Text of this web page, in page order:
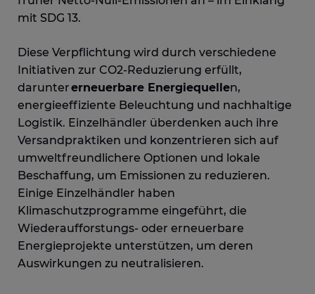
mit SDG 13.
Diese Verpflichtung wird durch verschiedene
Initiativen zur CO2-Reduzierung erfüllt,
daruntererneuerbare Energiequellen,
energieeffiziente Beleuchtung und nachhaltige
Logistik. Einzelhändler überdenken auch ihre
Versandpraktiken und konzentrieren sich auf
umweltfreundlichere Optionen und lokale
Beschaffung, um Emissionen zu reduzieren.
Einige Einzelhändler haben
Klimaschutzprogramme eingeführt, die
Wiederaufforstungs- oder erneuerbare
Energieprojekte unterstützen, um deren
Auswirkungen zu neutralisieren.